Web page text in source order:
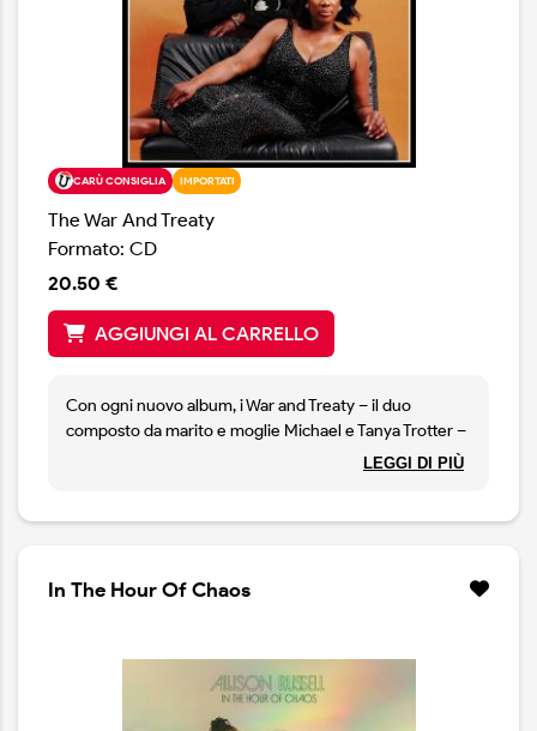
CARÙ CONSIGLIA IMPORTATI
The War And Treaty
Formato: CD
20.50 €
AGGIUNGI AL CARRELLO
Con ogni nuovo album, i War and Treaty – il duo
composto da marito e moglie Michael e Tanya Trotter –
trasportano la loro musica soul su un terreno
Muovendosi tra country, blues e southern soul, il disco
LEGGI DI PIÙ
In The Hour Of Chaos